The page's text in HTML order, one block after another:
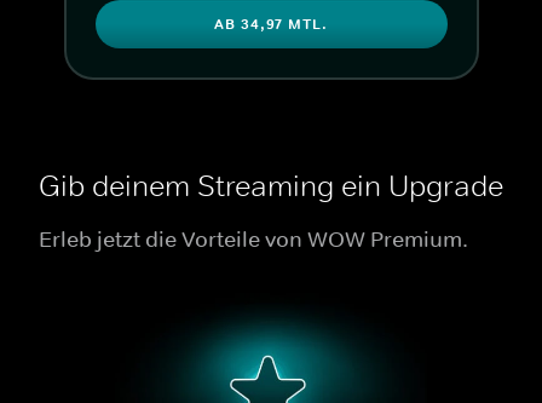
AB 34,97 MTL.
Gib deinem Streaming ein Upgrade
Erleb jetzt die Vorteile von WOW Premium.